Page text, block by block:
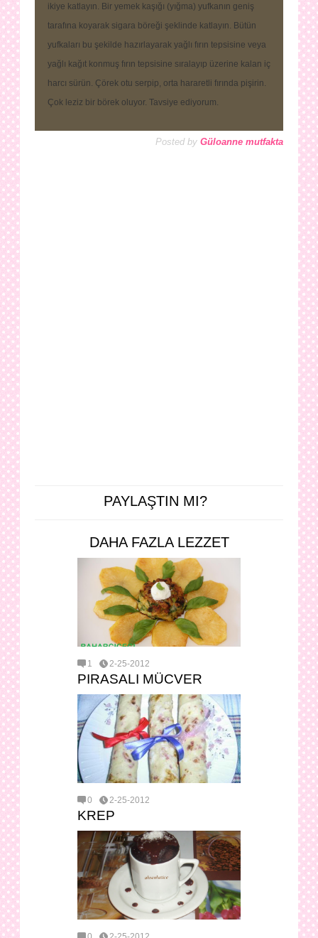
ikiye katlayın. Bir yemek kaşığı (yığma) yufkanın geniş
tarafına koyarak sigara böreği şeklinde katlayın. Bütün
yufkaları bu şekilde hazırlayarak yağlı fırın tepsisine veya
yağlı kağıt konmuş fırın tepsisine sıralayıp üzerine kalan iç
harcı sürün. Çörek otu serpip, orta hararetli fırında pişirin.
Çok leziz bir börek oluyor. Tavsiye ediyorum.
Posted by Güloanne mutfakta
PAYLAŞTIN MI?
DAHA FAZLA LEZZET
1 2-25-2012
PIRASALI MÜCVER
0 2-25-2012
KREP